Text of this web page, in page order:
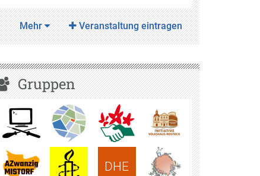
Mehr Veranstaltung eintragen
Gruppen
DHE